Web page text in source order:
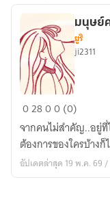
มนุษย์
พิเศษ
ใน
ดง
มนุษย์
ยูริ
ji2311
02800 (0)
จากคนไม่สำคัญ..อยู่
ต้องการของใครบ้างก็
อัปเดตล่าสุด 19 พ.ค. 69 /